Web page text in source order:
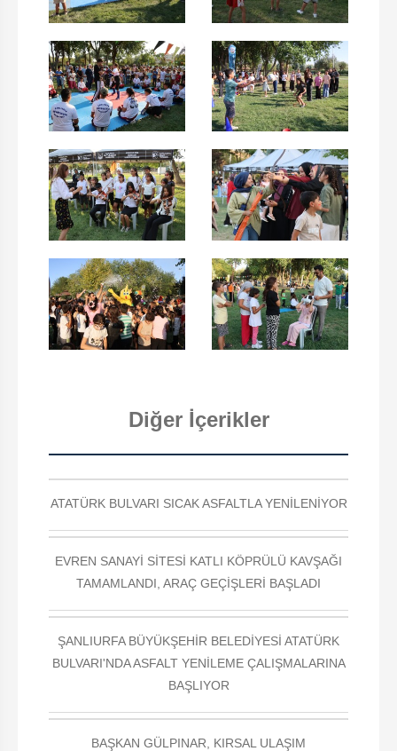
Diğer İçerikler
ATATÜRK BULVARI SICAK ASFALTLA YENİLENİYOR
EVREN SANAYİ SİTESİ KATLI KÖPRÜLÜ KAVŞAĞI
TAMAMLANDI, ARAÇ GEÇİŞLERİ BAŞLADI
ŞANLIURFA BÜYÜKŞEHİR BELEDİYESİ ATATÜRK
BULVARI'NDA ASFALT YENİLEME ÇALIŞMALARINA
BAŞLIYOR
BAŞKAN GÜLPINAR, KIRSAL ULAŞIM